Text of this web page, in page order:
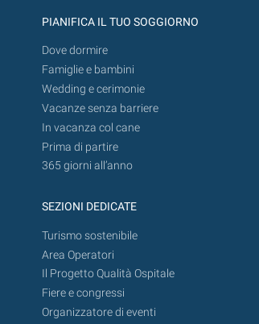
PIANIFICA IL TUO SOGGIORNO
Dove dormire
Famiglie e bambini
Wedding e cerimonie
Vacanze senza barriere
In vacanza col cane
Prima di partire
365 giorni all’anno
SEZIONI DEDICATE
Turismo sostenibile
Area Operatori
Il Progetto Qualità Ospitale
Fiere e congressi
Organizzatore di eventi